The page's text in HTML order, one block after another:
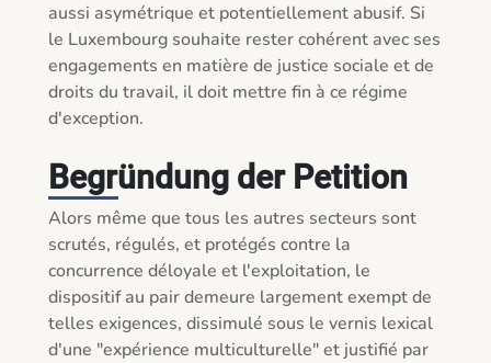
aussi asymétrique et potentiellement abusif. Si
le Luxembourg souhaite rester cohérent avec ses
engagements en matière de justice sociale et de
droits du travail, il doit mettre fin à ce régime
d'exception.
Begründung der Petition
Alors même que tous les autres secteurs sont
scrutés, régulés, et protégés contre la
concurrence déloyale et l'exploitation, le
dispositif au pair demeure largement exempt de
telles exigences, dissimulé sous le vernis lexical
d'une "expérience multiculturelle" et justifié par